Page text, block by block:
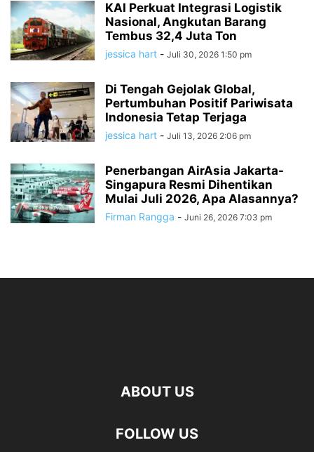
KAI Perkuat Integrasi Logistik
Nasional, Angkutan Barang
Tembus 32,4 Juta Ton
jessica hart - Juli 30, 2026 1:50 pm
Di Tengah Gejolak Global,
Pertumbuhan Positif Pariwisata
Indonesia Tetap Terjaga
jessica hart - Juli 13, 2026 2:06 pm
Penerbangan AirAsia Jakarta-
Singapura Resmi Dihentikan
Mulai Juli 2026, Apa Alasannya?
Firman Rangga - Juni 26, 2026 7:03 pm
ABOUT US
FOLLOW US